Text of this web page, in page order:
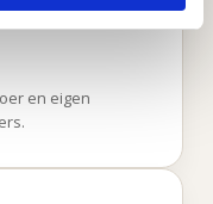
en eigen